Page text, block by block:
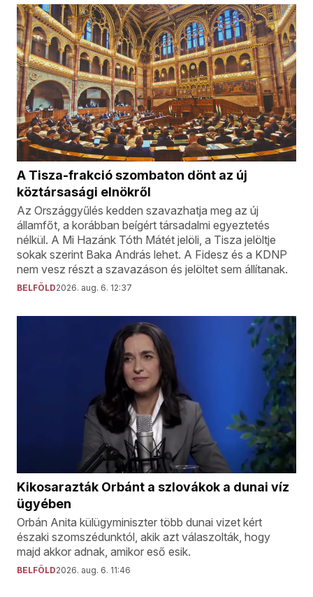
A Tisza-frakció szombaton dönt az új
köztársasági elnökről
Az Országgyűlés kedden szavazhatja meg az új
államfőt, a korábban beígért társadalmi egyeztetés
nélkül. A Mi Hazánk Tóth Mátét jelöli, a Tisza jelöltje
sokak szerint Baka András lehet. A Fidesz és a KDNP
nem vesz részt a szavazáson és jelöltet sem állítanak.
BELFÖLD2026. aug. 6. 12:37
Kikosarazták Orbánt a szlovákok a dunai víz
ügyében
Orbán Anita külügyminiszter több dunai vizet kért
északi szomszédunktól, akik azt válaszolták, hogy
majd akkor adnak, amikor eső esik.
BELFÖLD2026. aug. 6. 11:46